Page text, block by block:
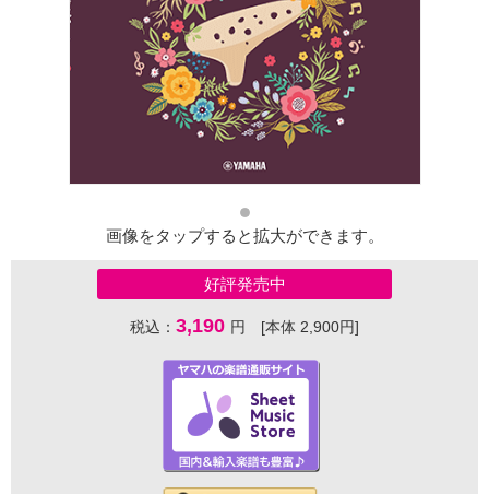
画像をタップすると拡大ができます。
好評発売中
税込： 3,190 円 [本体 2,900円]